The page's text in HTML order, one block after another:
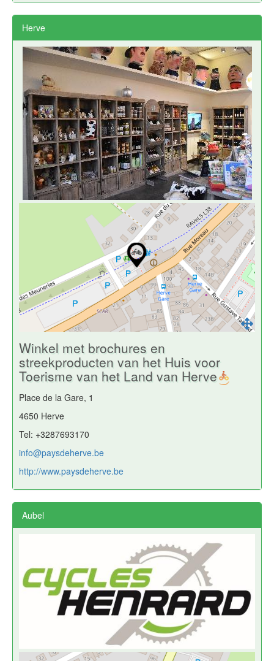
Herve
Winkel met brochures en
streekproducten van het Huis voor
Toerisme van het Land van Herve
Place de la Gare, 1
4650 Herve
Tel: +3287693170
info@paysdeherve.be
http://www.paysdeherve.be
Aubel